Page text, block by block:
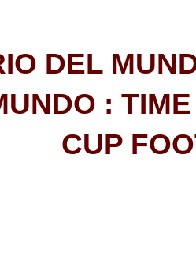
DEL
:
CUP